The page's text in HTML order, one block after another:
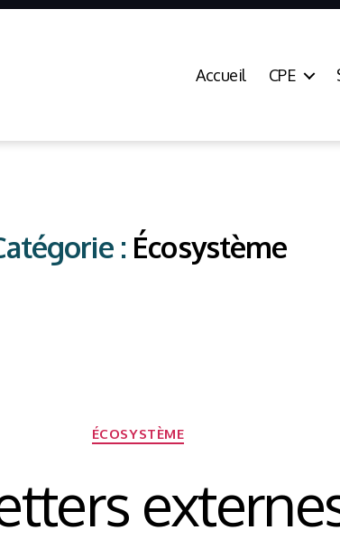
Accueil CPE
: Écosystème
Catégories
ÉCOSYSTÈME